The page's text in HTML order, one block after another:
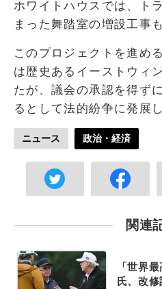
ホワイトハウスでは、ト
まった舞踏室の増設工事
このプロジェクトを進め
は歴史あるイーストウィ
たが、議会の承認を得ず
るとして法的紛争に発展
ニュース 政治・経済
関連
「世界
氏、改